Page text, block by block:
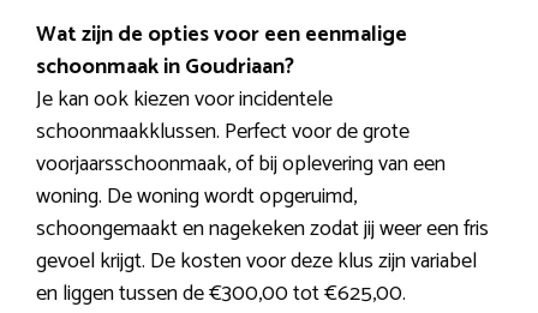
Wat zijn de opties voor een eenmalige
schoonmaak in Goudriaan?
Je kan ook kiezen voor incidentele
schoonmaakklussen. Perfect voor de grote
voorjaarsschoonmaak, of bij oplevering van een
woning. De woning wordt opgeruimd,
schoongemaakt en nagekeken zodat jij weer een fris
gevoel krijgt. De kosten voor deze klus zijn variabel
en liggen tussen de €300,00 tot €625,00.